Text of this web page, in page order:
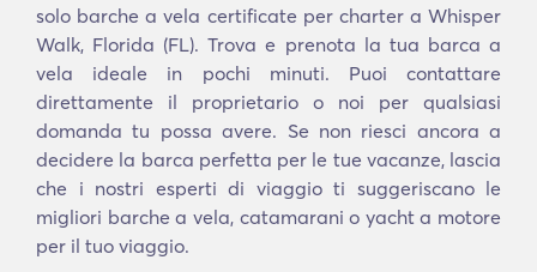
solo barche a vela certificate per charter a Whisper
Walk, Florida (FL). Trova e prenota la tua barca a
vela ideale in pochi minuti. Puoi contattare
direttamente il proprietario o noi per qualsiasi
domanda tu possa avere. Se non riesci ancora a
decidere la barca perfetta per le tue vacanze, lascia
che i nostri esperti di viaggio ti suggeriscano le
migliori barche a vela, catamarani o yacht a motore
per il tuo viaggio.